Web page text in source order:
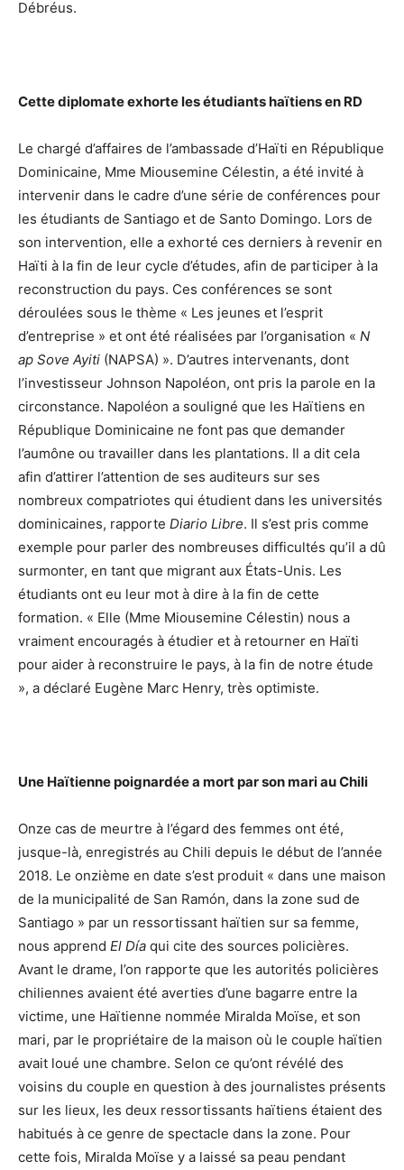
Débréus.
Cette diplomate exhorte les étudiants haïtiens en RD
Le chargé d’affaires de l’ambassade d’Haïti en République
Dominicaine, Mme Miousemine Célestin, a été invité à
intervenir dans le cadre d’une série de conférences pour
les étudiants de Santiago et de Santo Domingo. Lors de
son intervention, elle a exhorté ces derniers à revenir en
Haïti à la fin de leur cycle d’études, afin de participer à la
reconstruction du pays. Ces conférences se sont
déroulées sous le thème « Les jeunes et l’esprit
d’entreprise » et ont été réalisées par l’organisation « N
ap Sove Ayiti (NAPSA) ». D’autres intervenants, dont
l’investisseur Johnson Napoléon, ont pris la parole en la
circonstance. Napoléon a souligné que les Haïtiens en
République Dominicaine ne font pas que demander
l’aumône ou travailler dans les plantations. Il a dit cela
afin d’attirer l’attention de ses auditeurs sur ses
nombreux compatriotes qui étudient dans les universités
dominicaines, rapporte Diario Libre. Il s’est pris comme
exemple pour parler des nombreuses difficultés qu’il a dû
surmonter, en tant que migrant aux États-Unis. Les
étudiants ont eu leur mot à dire à la fin de cette
formation. « Elle (Mme Miousemine Célestin) nous a
vraiment encouragés à étudier et à retourner en Haïti
pour aider à reconstruire le pays, à la fin de notre étude
», a déclaré Eugène Marc Henry, très optimiste.
Une Haïtienne poignardée a mort par son mari au Chili
Onze cas de meurtre à l’égard des femmes ont été,
jusque-là, enregistrés au Chili depuis le début de l’année
2018. Le onzième en date s’est produit « dans une maison
de la municipalité de San Ramón, dans la zone sud de
Santiago » par un ressortissant haïtien sur sa femme,
nous apprend El Día qui cite des sources policières.
Avant le drame, l’on rapporte que les autorités policières
chiliennes avaient été averties d’une bagarre entre la
victime, une Haïtienne nommée Miralda Moïse, et son
mari, par le propriétaire de la maison où le couple haïtien
avait loué une chambre. Selon ce qu’ont révélé des
voisins du couple en question à des journalistes présents
sur les lieux, les deux ressortissants haïtiens étaient des
habitués à ce genre de spectacle dans la zone. Pour
cette fois, Miralda Moïse y a laissé sa peau pendant